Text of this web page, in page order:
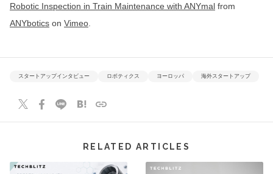
Robotic Inspection in Train Maintenance with ANYmal from
ANYbotics on Vimeo
スタートアップインタビュー ロボティクス ヨーロッパ 海外スタートアップ
RELATED ARTICLES